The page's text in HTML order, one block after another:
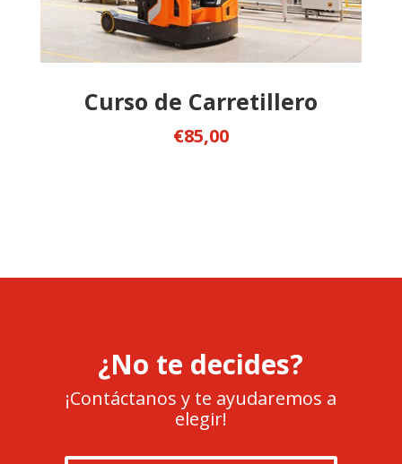
Curso de Carretillero
€85,00
¿No te decides?
¡Contáctanos y te ayudaremos a
elegir!